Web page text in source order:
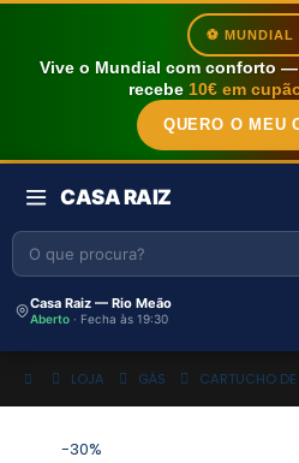
⚽ MUNDIAL
Vive o Mundial com conforto
recebe 10€ em
QUERO O MEU
CASA RAIZ
Casa Raiz — Rio Meão
Aberto · Fecha às 19:30
LOJA GÁS CARTUCHO
-30%